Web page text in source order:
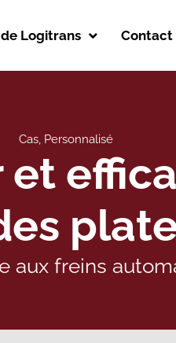
Logitrans Contact
Cas, Personnalisé
et
aux freins